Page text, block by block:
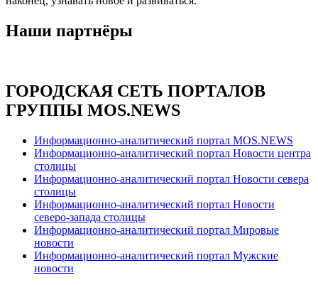
Наши партнёры
ГОРОДСКАЯ СЕТЬ ПОРТАЛОВ
ГРУППЫ MOS.NEWS
Информационно-аналитический портал MOS.NEWS
Информационно-аналитический портал Новости центра
столицы
Информационно-аналитический портал Новости севера
столицы
Информационно-аналитический портал Новости
северо-запада столицы
Информационно-аналитический портал Мировые
новости
Информационно-аналитический портал Мужские
новости